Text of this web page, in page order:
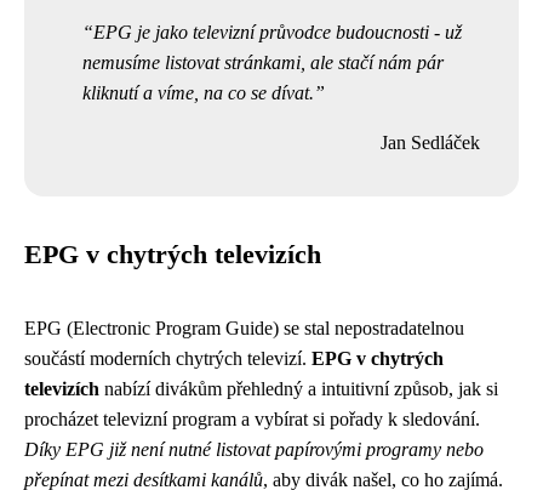
EPG je jako televizní průvodce budoucnosti - už
nemusíme listovat stránkami, ale stačí nám pár
kliknutí a víme, na co se dívat.
Jan Sedláček
EPG v chytrých televizích
EPG (Electronic Program Guide) se stal nepostradatelnou
součástí moderních chytrých televizí. EPG v chytrých
televizích nabízí divákům přehledný a intuitivní způsob, jak si
procházet televizní program a vybírat si pořady k sledování.
Díky EPG již není nutné listovat papírovými programy nebo
přepínat mezi desítkami kanálů, aby divák našel, co ho zajímá.